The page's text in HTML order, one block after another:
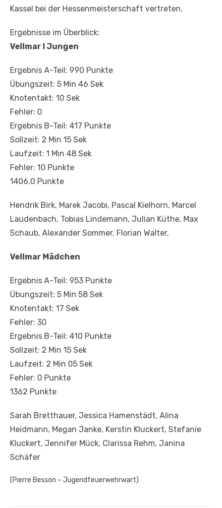
Kassel bei der Hessenmeisterschaft vertreten.
Ergebnisse im Überblick:
Vellmar I Jungen
Ergebnis A-Teil: 990 Punkte
Übungszeit: 5 Min 46 Sek
Knotentakt: 10 Sek
Fehler: 0
Ergebnis B-Teil: 417 Punkte
Sollzeit: 2 Min 15 Sek
Laufzeit: 1 Min 48 Sek
Fehler: 10 Punkte
1406,0 Punkte
Hendrik Birk, Marek Jacobi, Pascal Kielhorn, Marcel
Laudenbach, Tobias Lindemann, Julian Küthe, Max
Schaub, Alexander Sommer, Florian Walter,
Vellmar Mädchen
Ergebnis A-Teil: 953 Punkte
Übungszeit: 5 Min 58 Sek
Knotentakt: 17 Sek
Fehler: 30
Ergebnis B-Teil: 410 Punkte
Sollzeit: 2 Min 15 Sek
Laufzeit: 2 Min 05 Sek
Fehler: 0 Punkte
1362 Punkte
Sarah Bretthauer, Jessica Hamenstädt, Alina
Heidmann, Megan Janke, Kerstin Kluckert, Stefanie
Kluckert, Jennifer Mück, Clarissa Rehm, Janina
Schäfer
(Pierre Besson – Jugendfeuerwehrwart)